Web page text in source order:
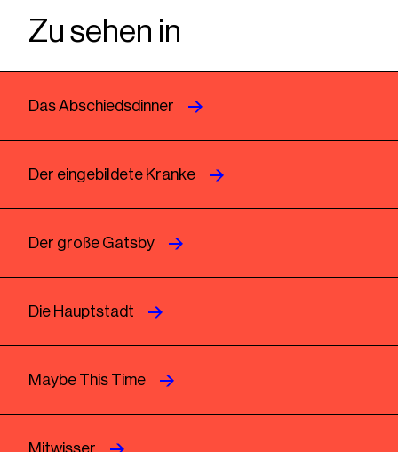
Zu sehen in
Das Abschiedsdinner
Der eingebildete Kranke
Der große Gatsby
Die Hauptstadt
Maybe This Time
Mitwisser